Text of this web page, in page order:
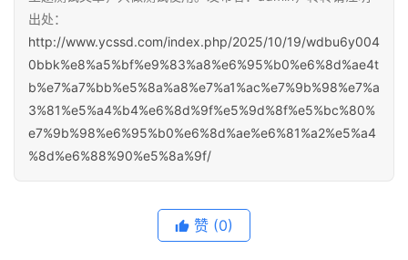
出处：
http://www.ycssd.com/index.php/2025/10/19/wdbu6y004
0bbk%e8%a5%bf%e9%83%a8%e6%95%b0%e6%8d%ae4t
b%e7%a7%bb%e5%8a%a8%e7%a1%ac%e7%9b%98%e7%a
3%81%e5%a4%b4%e6%8d%9f%e5%9d%8f%e5%bc%80%
e7%9b%98%e6%95%b0%e6%8d%ae%e6%81%a2%e5%a4
%8d%e6%88%90%e5%8a%9f/
赞 (0)